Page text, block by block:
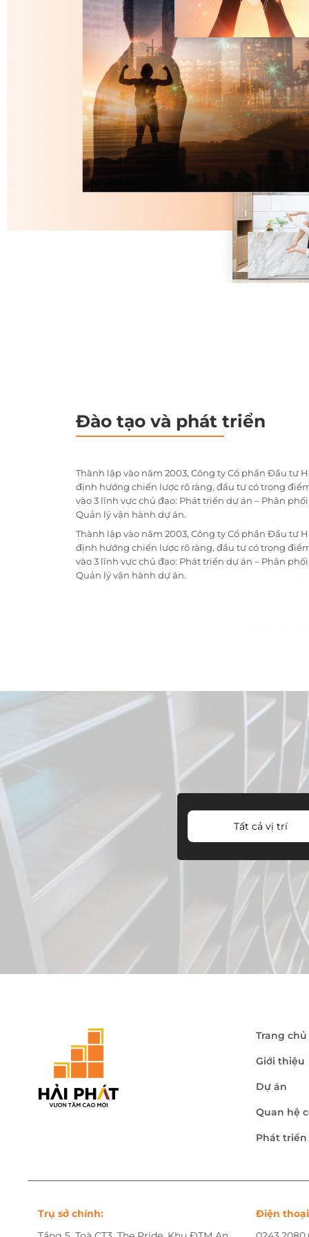
Đào tạo và phát triển
Thành lập vào năm 2003, Công ty Cổ phần Đầu tư
định hướng chiến lược rõ ràng, đầu tư có trọng
vào 3 lĩnh vực chủ đạo: Phát triển dự án – Phân
Quản lý vận hành dự án.
Thành lập vào năm 2003, Công ty Cổ phần Đầu tư
định hướng chiến lược rõ ràng, đầu tư có trọng
vào 3 lĩnh vực chủ đạo: Phát triển dự án – Phân
Quản lý vận hành dự án.
Tất cả vị trí
Trang chủ
Giới thiệu
Dự án
Quan hệ
Phát
Trụ sở chính:
Điện